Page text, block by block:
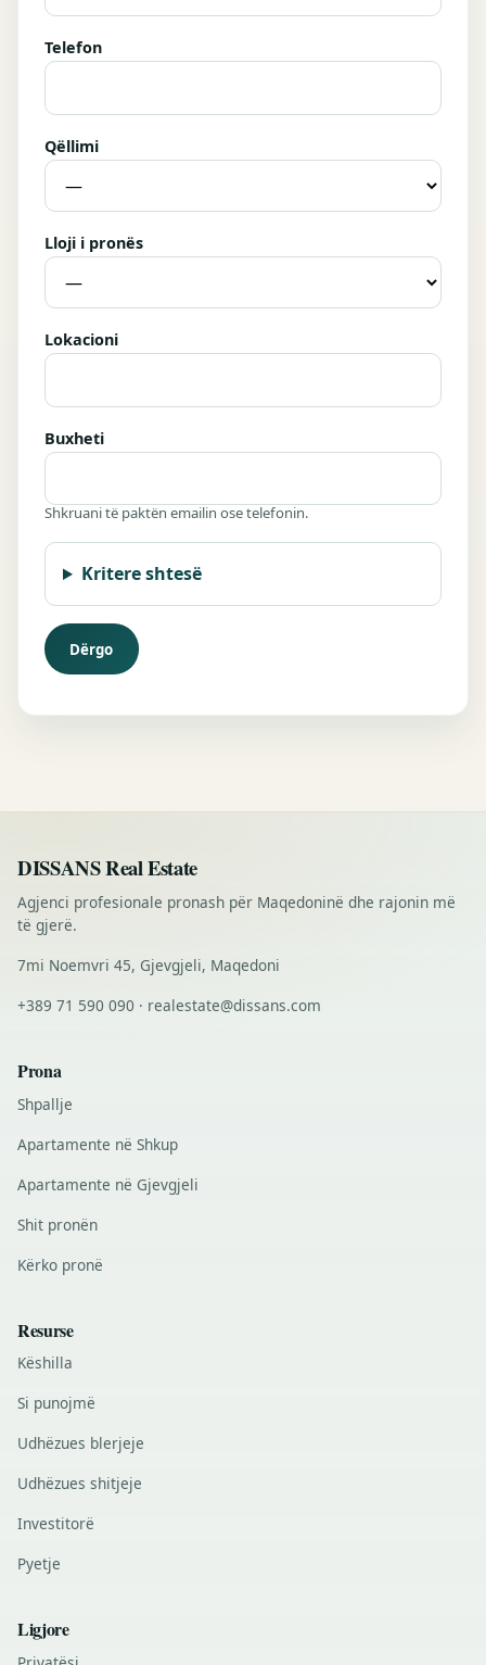
Telefon
Qëllimi
Lloji i pronës
Lokacioni
Buxheti
Shkruani të paktën emailin ose telefonin.
Kritere shtesë
Dërgo
DISSANS Real Estate
Agjenci profesionale pronash për Maqedoninë dhe rajonin më
të gjerë.
7mi Noemvri 45, Gjevgjeli, Maqedoni
+389 71 590 090 · realestate@dissans.com
Prona
Shpallje
Apartamente në Shkup
Apartamente në Gjevgjeli
Shit pronën
Kërko pronë
Resurse
Këshilla
Si punojmë
Udhëzues blerjeje
Udhëzues shitjeje
Investitorë
Pyetje
Ligjore